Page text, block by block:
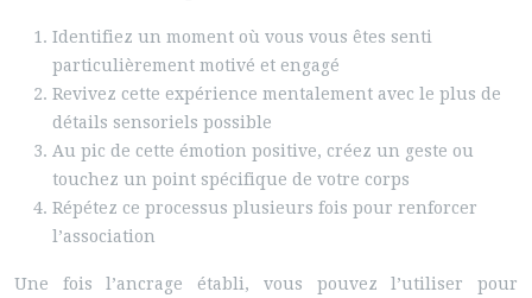
Identifiez un moment où vous vous êtes senti
particulièrement motivé et engagé
Revivez cette expérience mentalement avec le plus de
détails sensoriels possible
Au pic de cette émotion positive, créez un geste ou
touchez un point spécifique de votre corps
Répétez ce processus plusieurs fois pour renforcer
l’association
Une fois l’ancrage établi, vous pouvez l’utiliser pour